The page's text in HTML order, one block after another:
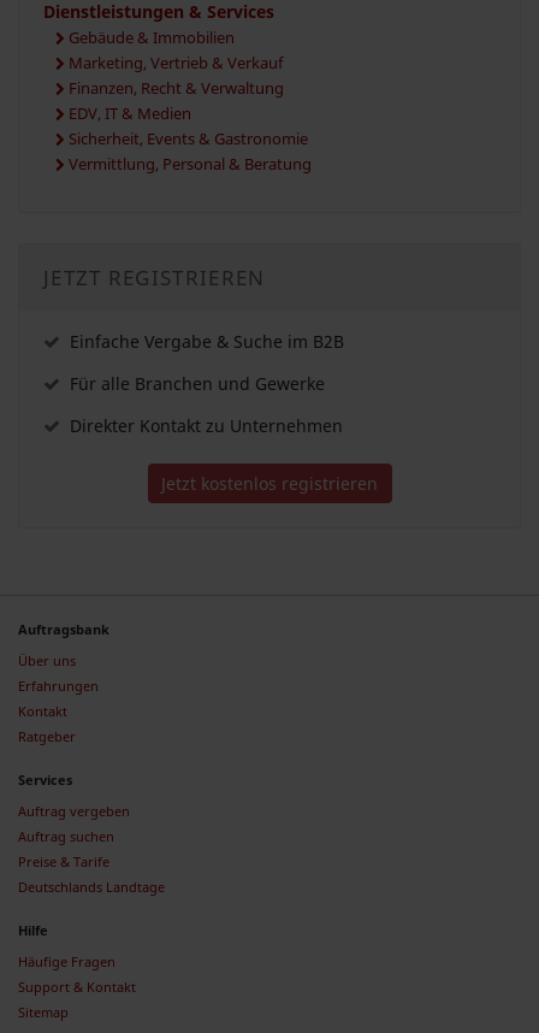
Dienstleistungen & Services
Gebäude & Immobilien
Marketing, Vertrieb & Verkauf
Finanzen, Recht & Verwaltung
EDV, IT & Medien
Sicherheit, Events & Gastronomie
Vermittlung, Personal & Beratung
JETZT REGISTRIEREN
Einfache Vergabe & Suche im B2B
Für alle Branchen und Gewerke
Direkter Kontakt zu Unternehmen
Jetzt kostenlos registrieren
Auftragsbank
Über uns
Erfahrungen
Kontakt
Ratgeber
Services
Auftrag vergeben
Auftrag suchen
Preise & Tarife
Deutschlands Landtage
Hilfe
Häufige Fragen
Support & Kontakt
Sitemap